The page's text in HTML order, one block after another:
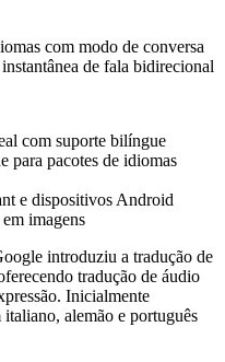
com modo de conversa
de fala bidirecional
com suporte bilíngue
para pacotes de idiomas
e dispositivos Android
imagens
introduziu a tradução de
tradução de áudio
Inicialmente
alemão e português